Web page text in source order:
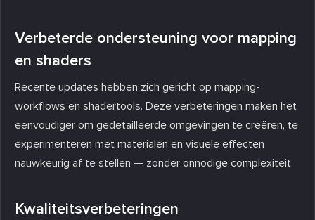
Verbeterde ondersteuning voor mapping
en shaders
Recente updates hebben zich gericht op mapping-
workflows en shadertools. Deze verbeteringen maken het
eenvoudiger om gedetailleerde omgevingen te creëren, te
experimenteren met materialen en visuele effecten
nauwkeurig af te stellen — zonder onnodige complexiteit.
Kwaliteitsverbeteringen